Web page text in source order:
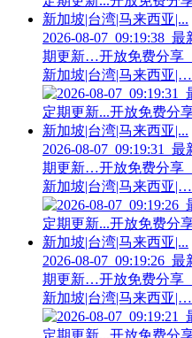
2026-08-07_09:19:38_
期更新…开放免费分享
新加坡|台湾|马来西亚|…
2026-08-07_09:19:31_
期更新…开放免费分享
新加坡|台湾|马来西亚|…
2026-08-07_09:19:26_
期更新…开放免费分享
新加坡|台湾|马来西亚|…